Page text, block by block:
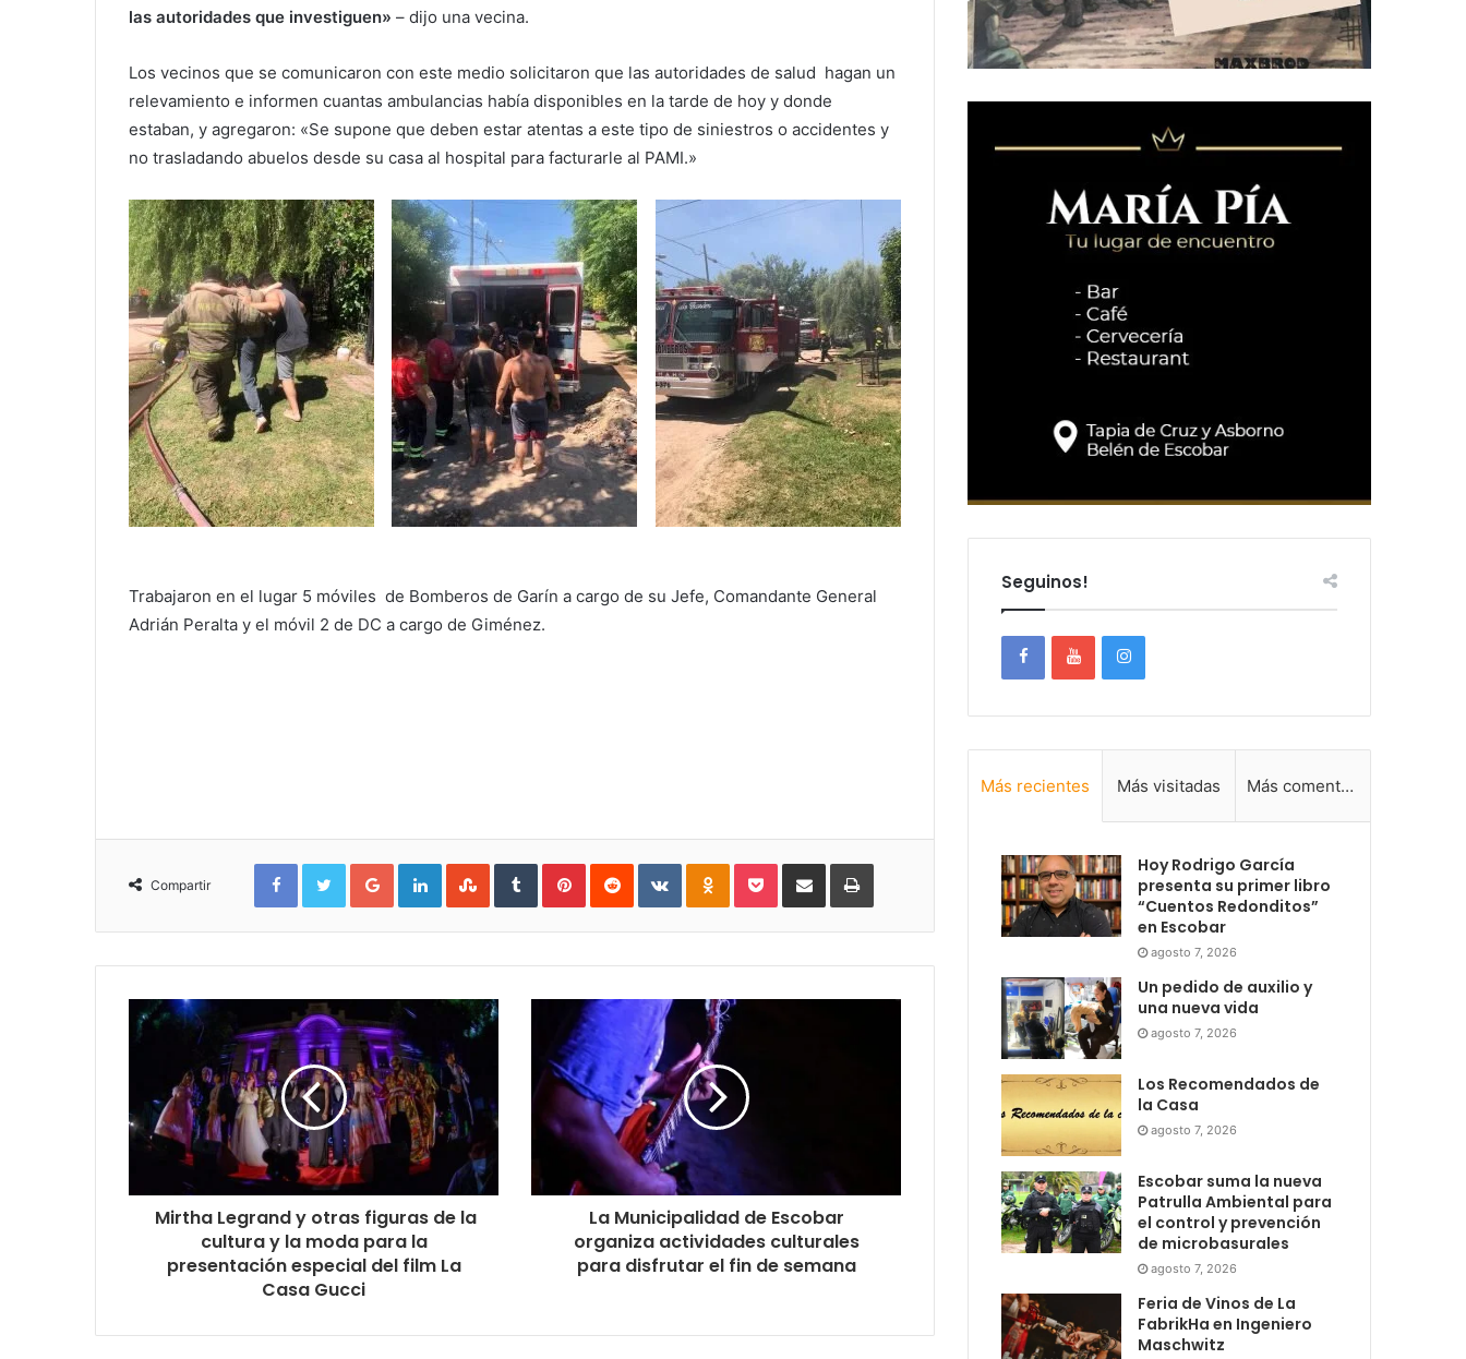
las autoridades que investiguen» – dijo una vecina.
Los vecinos que se comunicaron con este medio solicitaron que las autoridades de salud hagan un
relevamiento e informen cuantas ambulancias había disponibles en la tarde de hoy y donde
estaban, y agregaron: «Se supone que deben estar atentas a este tipo de siniestros o accidentes y
no trasladando abuelos desde su casa al hospital para facturarle al PAMI.»
Trabajaron en el lugar 5 móviles de Bomberos de Garín a cargo de su Jefe, Comandante General
Adrián Peralta y el móvil 2 de DC a cargo de Giménez.
Compartir
FacebookTwitterGoogle+LinkedInStumbleUpon
TumblrPinterestReddit VKontakteOdnoklassniki
PocketCompartirImprimir
Mirtha Legrand y otras figuras de la
cultura y la moda para la
presentación especial del film La
Casa Gucci
La Municipalidad de Escobar
organiza actividades culturales
para disfrutar el fin de semana
Seguinos!
Más recientes Más visitadas Más comentadas
Hoy Rodrigo García
presenta su primer libro
“Cuentos Redonditos”
en Escobar
agosto 7, 2026
Un pedido de auxilio y
una nueva vida
agosto 7, 2026
Los Recomendados de
la Casa
agosto 7, 2026
Escobar suma la nueva
Patrulla Ambiental para
el control y prevención
de microbasurales
agosto 7, 2026
Feria de Vinos de La
FabrikHa en Ingeniero
Maschwitz